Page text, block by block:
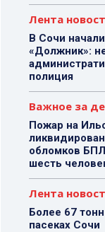
Лента
В Сочи
«Должник»:
полиция
Важное за
Пожар на
обломков
шесть
Лента
Более 67
пасеках Сочи